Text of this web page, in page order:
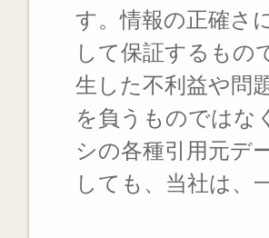
す。情報の正確さ
して保証するもの
生した不利益や問
を負うものではな
シの各種引用元デ
しても、当社は、